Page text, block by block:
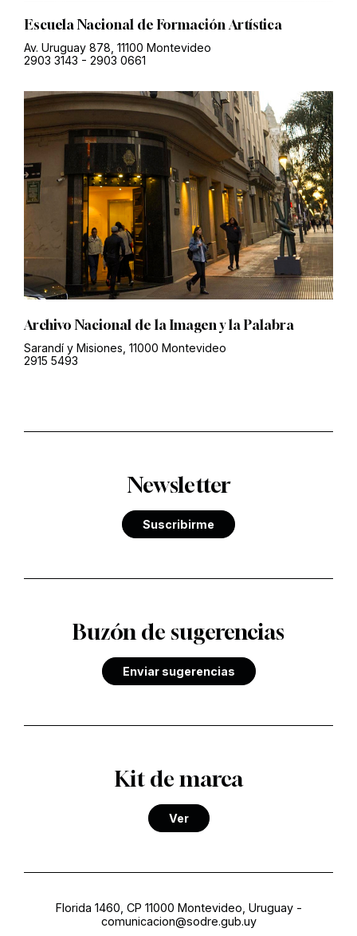
Escuela Nacional de Formación Artística
Av. Uruguay 878, 11100 Montevideo
2903 3143 - 2903 0661
Archivo Nacional de la Imagen y la Palabra
Sarandí y Misiones, 11000 Montevideo
2915 5493
Newsletter
Suscribirme
Buzón de sugerencias
Enviar sugerencias
Kit de marca
Ver
Florida 1460, CP 11000 Montevideo, Uruguay-
comunicacion@sodre.gub.uy